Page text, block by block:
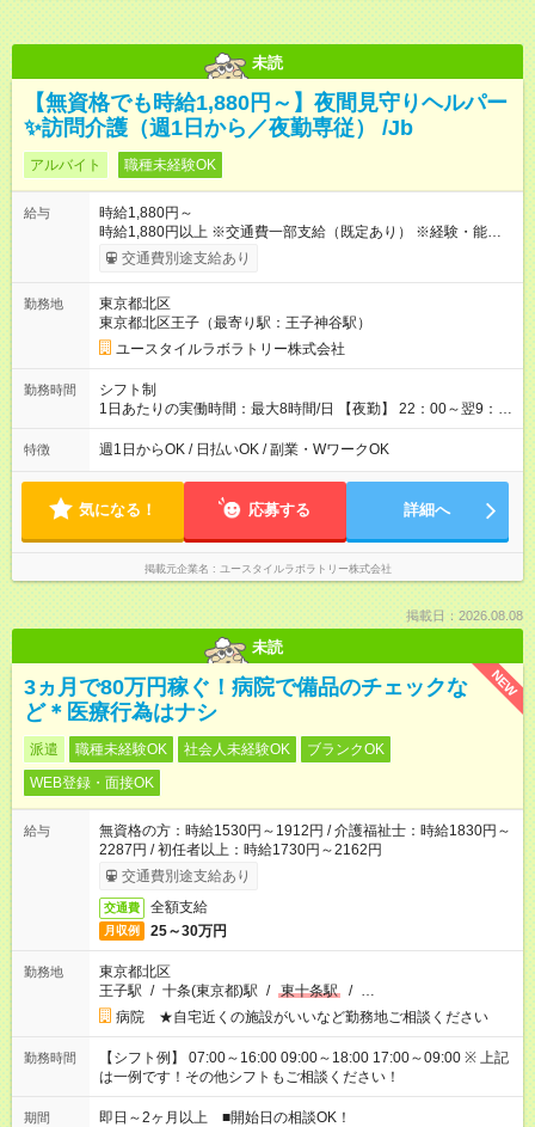
未読
【無資格でも時給1,880円～】夜間見守りヘルパー
✨訪問介護（週1日から／夜勤専従） /Jb
アルバイト 職種未経験OK
給与
時給1,880円～
時給1,880円以上 ※交通費一部支給（既定あり） ※経験・能力を
考慮して決定します 【収入例】 週1回勤務の場合：1,880円×8時
間×4回=6万0,160円 週3回勤務の場合：1,880円×8時間×12回
月 ※ 雇用形態と給与に、本採用時と異なる部分があります。 雇
用形態：本採用時と同じです。 給与：時給 1,660円以上
交通費別途支給あり
勤務地
東京都北区
東京都北区王子（最寄り駅：王子神谷駅）
ユースタイルラボラトリー株式会社
勤務時間
シフト制
1日あたりの実働時間：最大8時間/日 【夜勤】 22：00～翌9：
00 ※週1日～OK ／ 夜勤専従 ＊＊ 勤務時間例 ＊＊ ■22時か
ら翌7時 ■23時から翌8時 ■24時から翌9時 など ※上記の時間
ます。 ※曜日固定（毎週同じ曜日での勤務となります）
特徴 週1日からOK / 日払いOK / 副業・WワークOK
気になる！ 応募する 詳細へ
掲載元企業名 ユースタイルラボラトリー株式会社
掲載日：2026.08.08
未読
NEW
3ヵ月で80万円稼ぐ！病院で備品のチェックな
ど＊医療行為はナシ
派遣 職種未経験OK 社会人未経験OK
ブランクOK
WEB登録・面接OK
給与
無資格の方：時給1530円～1912円 / 介護福祉士：時給1830円～
2287円 / 初任者以上：時給1730円～2162円
交通費別途支給あり
交通費 全額支給
月収例 25～30万円
勤務地
東京都北区
王子駅 / 十条(東京都)駅 / 東十条駅 / …
病院 ★自宅近くの施設がいいなど勤務地ご相談ください
勤務時間
【シフト例】 07:00～16:00 09:00～18:00 17:00～09:00 ※ 上記
は一例です！その他シフトもご相談ください！
期間 即日～2ヶ月以上 ■開始日の相談OK！